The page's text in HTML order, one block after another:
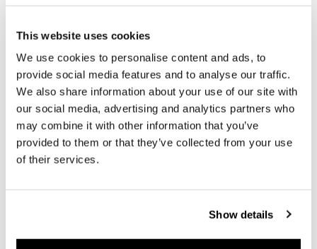
This website uses cookies
We use cookies to personalise content and ads, to
provide social media features and to analyse our traffic.
We also share information about your use of our site with
our social media, advertising and analytics partners who
may combine it with other information that you’ve
provided to them or that they’ve collected from your use
of their services.
Show details
DETAILS
BRANDSTOF BENZINE
VERMOGEN 400 PK
GEWICHT 1.545 KG
ACCELERATIE (0-100)
280 KM/H
ZITPLAATSEN 5